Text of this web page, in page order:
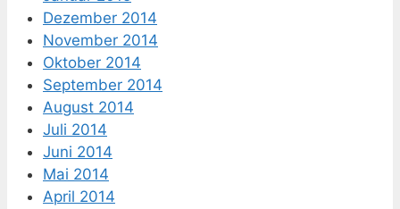
Dezember 2014
November 2014
Oktober 2014
September 2014
August 2014
Juli 2014
Juni 2014
Mai 2014
April 2014